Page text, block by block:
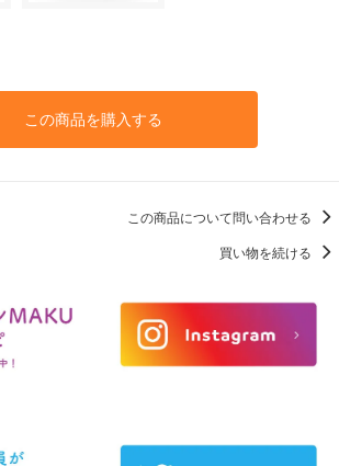
この商品を購入する
この商品について問い合わせる
買い物を続ける